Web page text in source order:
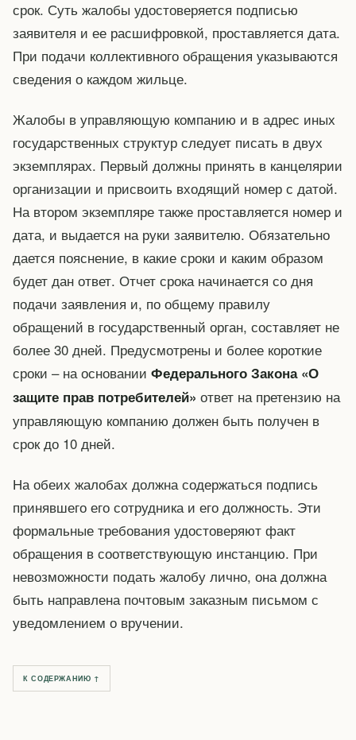
срок. Суть жалобы удостоверяется подписью
заявителя и ее расшифровкой, проставляется дата.
При подачи коллективного обращения указываются
сведения о каждом жильце.
Жалобы в управляющую компанию и в адрес иных
государственных структур следует писать в двух
экземплярах. Первый должны принять в канцелярии
организации и присвоить входящий номер с датой.
На втором экземпляре также проставляется номер и
дата, и выдается на руки заявителю. Обязательно
дается пояснение, в какие сроки и каким образом
будет дан ответ. Отчет срока начинается со дня
подачи заявления и, по общему правилу
обращений в государственный орган, составляет не
более 30 дней. Предусмотрены и более короткие
сроки – на основании Федерального Закона «О
защите прав потребителей» ответ на претензию на
управляющую компанию должен быть получен в
срок до 10 дней.
На обеих жалобах должна содержаться подпись
принявшего его сотрудника и его должность. Эти
формальные требования удостоверяют факт
обращения в соответствующую инстанцию. При
невозможности подать жалобу лично, она должна
быть направлена почтовым заказным письмом с
уведомлением о вручении.
К СОДЕРЖАНИЮ ↑